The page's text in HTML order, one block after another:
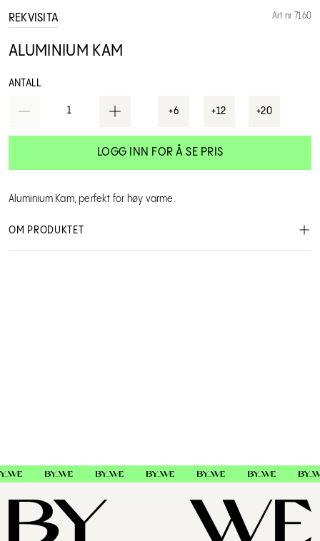
REKVISITA Art.nr 7160
ALUMINIUM KAM
ANTALL
1 +6 +12 +20
LOGG INN FOR Å SE PRIS
Aluminium Kam, perfekt for høy varme.
OM PRODUKTET